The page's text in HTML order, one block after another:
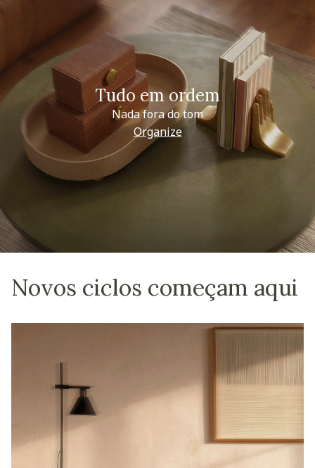
Tudo em ordem
Nada fora do tom
Organize
Novos ciclos começam aqui